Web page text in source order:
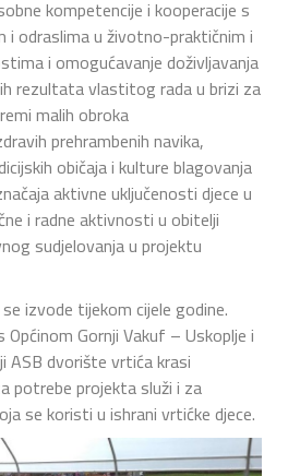
kompetencije i kooperacije s
i odraslima u životno-praktičnim i
i omogućavanje doživljavanja
rezultata vlastitog rada u brizi za
malih obroka
prehrambenih navika,
običaja i kulture blagovanja
aktivne uključenosti djece u
i radne aktivnosti u obitelji
sudjelovanja u projektu
izvode tijekom cijele godine.
Općinom Gornji Vakuf – Uskoplje i
ASB dvorište vrtića krasi
potrebe projekta služi i za
se koristi u ishrani vrtićke djece.